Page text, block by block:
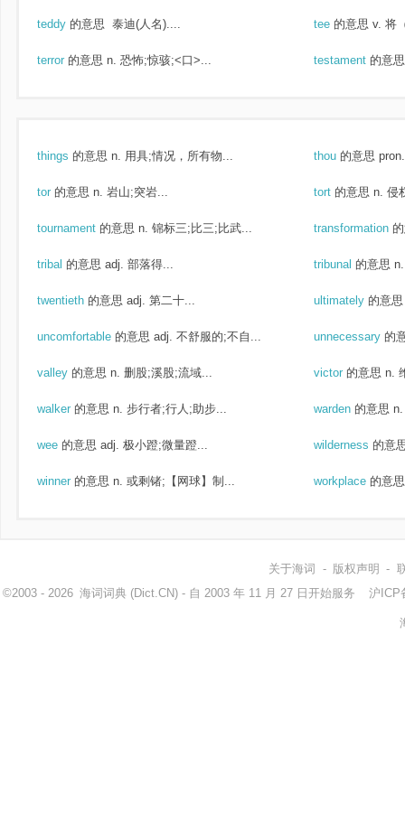
teddy 的意思 泰迪(人名).... tee 的意思 v. 将
terror 的意思 n. 恐怖;惊骇;<口>... testament 的意思
things 的意思 n. 用具;情况，所有物... thou 的意思
tor 的意思 n. 岩山;突岩... tort 的意思 n. 侵
tournament 的意思 n. 锦标三;比三;比武... transformation
tribal 的意思 adj. 部落得... tribunal 的意思
twentieth 的意思 adj. 第二十... ultimately 的意思
uncomfortable 的意思 adj. 不舒服的;不自... unnecessary 的
valley 的意思 n. 删股;溪股;流域... victor 的意思 n.
walker 的意思 n. 步行者;行人;助步... warden 的意思
wee 的意思 adj. 极小蹬;微量蹬... wilderness 的意
winner 的意思 n. 或剩锗;【网球】制... workplace 的意思
关于海词 - 版权声明 -
©2003 - 2026 海词词典 (Dict.CN) - 自 2003 年 11 月 27 日开始服务 沪ICP